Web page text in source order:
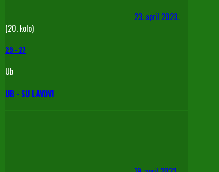
23. april 2023.
(20. kolo)
29 - 27
Ub
UB - SU LAVOVI